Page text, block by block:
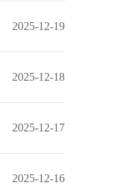
2025-12-19
2025-12-18
2025-12-17
2025-12-16